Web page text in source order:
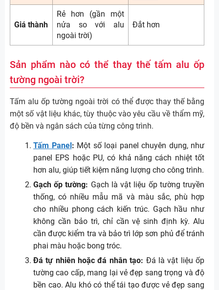
0.4mm
4mm
1.580.000
5mm
đ/tấm
≈ 568.000 đ/m²
6mm
1.830.000
đ/tấm
≈ 615.000 đ/m²
4mm
1.580.000
đ/tấm
≈ 531.000 đ/m²
Giá thành
Rẻ hơn (gần một
nửa so với alu
ngoài trời)
Đắt hơn
Sản phẩm nào có thể thay thế tấm alu ốp
tường ngoài trời?
Tấm alu ốp tường ngoài trời có thể được thay thế bằng
một số vật liệu khác, tùy thuộc vào yêu cầu về thẩm mỹ,
độ bền và ngân sách của từng công trình.
Tấm Panel: Một số loại panel chuyên dụng, như
panel EPS hoặc PU, có khả năng cách nhiệt tốt
hơn alu, giúp tiết kiệm năng lượng cho công trình.
Gạch ốp tường: Gạch là vật liệu ốp tường truyền
thống, có nhiều mẫu mã và màu sắc, phù hợp
cho nhiều phong cách kiến trúc. Gạch hầu như
không cần bảo trì, chỉ cần vệ sinh định kỳ. Alu
cần được kiểm tra và bảo trì lớp sơn phủ để tránh
phai màu hoặc bong tróc.
Đá tự nhiên hoặc đá nhân tạo: Đá là vật liệu ốp
tường cao cấp, mang lại vẻ đẹp sang trọng và độ
bền cao. Alu khó có thể tái tạo được vẻ đẹp sang